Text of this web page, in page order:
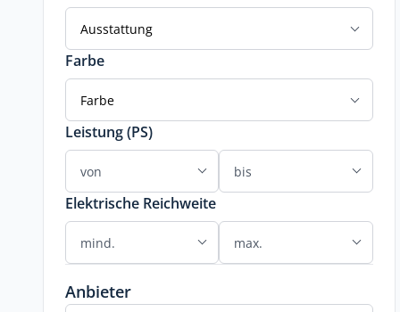
Ausstattung
Farbe
Farbe
Leistung (PS)
Elektrische Reichweite
Anbieter